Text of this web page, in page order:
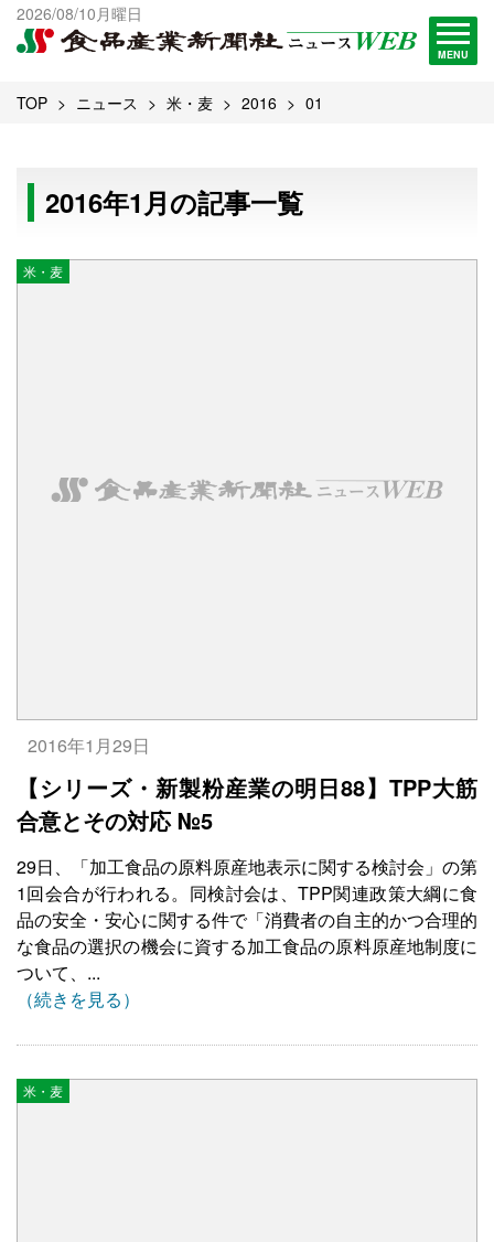
2026/08/10月曜日
MENU
出版物一覧へ
試読・購読申し込み
TOP ニュース 米・麦 2016 01
2016年1月の記事一覧
米・麦
2016年1月29日
【シリーズ・新製粉産業の明日88】TPP大筋
合意とその対応 №5
29日、「加工食品の原料原産地表示に関する検討会」の第
1回会合が行われる。同検討会は、TPP関連政策大綱に食
品の安全・安心に関する件で「消費者の自主的かつ合理的
な食品の選択の機会に資する加工食品の原料原産地制度に
ついて、...
（続きを見る）
米・麦